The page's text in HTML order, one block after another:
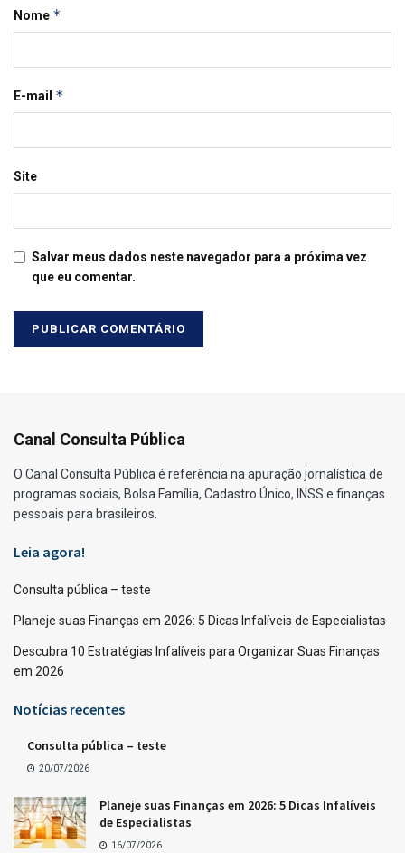
Nome *
E-mail *
Site
Salvar meus dados neste navegador para a próxima vez
que eu comentar.
Canal Consulta Pública
O Canal Consulta Pública é referência na apuração jornalística de
programas sociais, Bolsa Família, Cadastro Único, INSS e finanças
pessoais para brasileiros.
Leia agora!
Consulta pública – teste
Planeje suas Finanças em 2026: 5 Dicas Infalíveis de Especialistas
Descubra 10 Estratégias Infalíveis para Organizar Suas Finanças
em 2026
Notícias recentes
Consulta pública – teste
20/07/2026
Planeje suas Finanças em 2026: 5 Dicas Infalíveis
de Especialistas
16/07/2026